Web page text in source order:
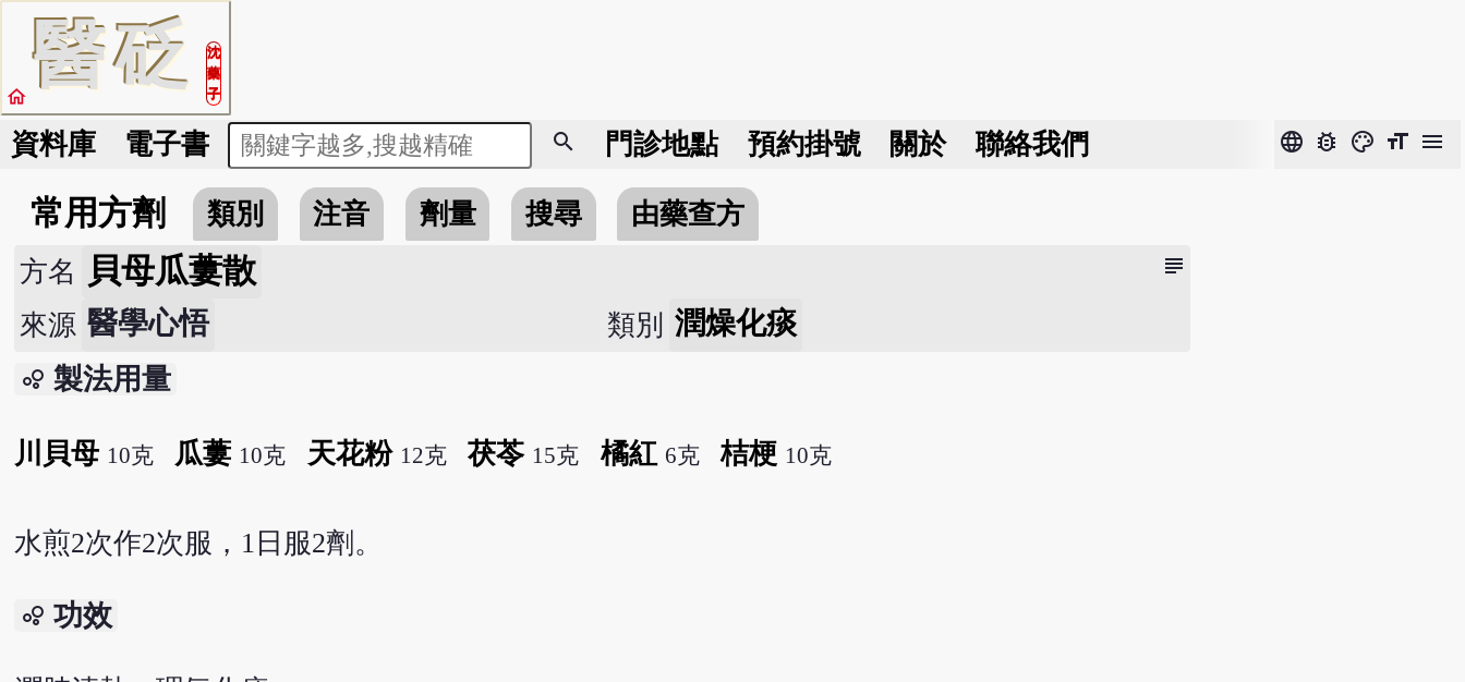
醫砭
沈
藥
子
home
資料庫 電子書 search 門診地點 預約掛號 關於 聯絡我們 language bug_report color_lens format_size menu
常用方劑 類別 注音 劑量 搜尋 由藥查方
subject
方名 貝母瓜蔞散
來源 醫學心悟 類別 潤燥化痰
bubble_chart 製法用量
川貝母 10克 瓜蔞 10克 天花粉 12克 茯苓 15克 橘紅 6克 桔梗 10克
水煎2次作2次服，1日服2劑。
bubble_chart 功效